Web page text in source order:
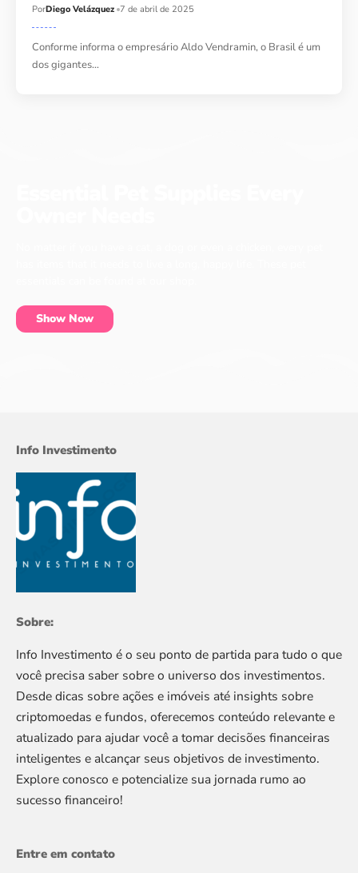
PorDiego Velázquez 7 de abril de 2025
Conforme informa o empresário Aldo Vendramin, o Brasil é um
dos gigantes…
Show Now
Info Investimento
Sobre:
Info Investimento é o seu ponto de partida para tudo o que
você precisa saber sobre o universo dos investimentos.
Desde dicas sobre ações e imóveis até insights sobre
criptomoedas e fundos, oferecemos conteúdo relevante e
atualizado para ajudar você a tomar decisões financeiras
inteligentes e alcançar seus objetivos de investimento.
Explore conosco e potencialize sua jornada rumo ao
sucesso financeiro!
Entre em contato